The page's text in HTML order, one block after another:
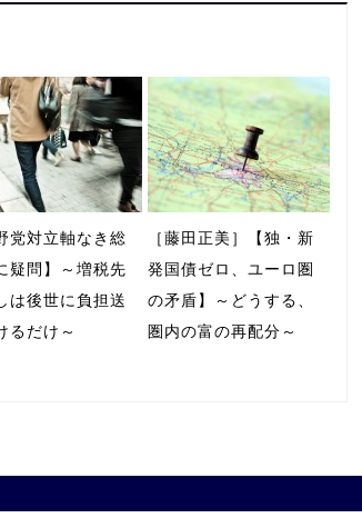
党対立軸なき総
疑問】～増税先
は後世に負担送
るだけ～
［藤田正美］【独・新
発国債ゼロ、ユーロ圏
の矛盾】～どうする、
圏内の富の再配分～